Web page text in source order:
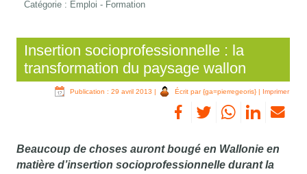
Catégorie : Emploi - Formation
Insertion socioprofessionnelle : la
transformation du paysage wallon
Publication : 29 avril 2013 | Écrit par {ga=pierregeoris} | Imprimer
Beaucoup de choses auront bougé en Wallonie en
matière d’insertion socioprofessionnelle durant la